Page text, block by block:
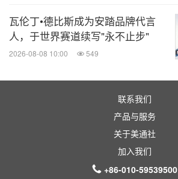
瓦伦丁•德比斯成为安踏品牌代言
人，于世界赛道续写"永不止步"
2026-08-08 10:00 549
联系我们
产品与服务
关于美通社
加入我们
+86-010-59539500